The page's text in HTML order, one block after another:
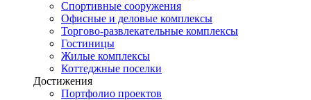
Спортивные сооружения
Офисные и деловые комплексы
Торгово-развлекательные комплексы
Гостиницы
Жилые комплексы
Коттеджные поселки
Достижения
Портфолио проектов